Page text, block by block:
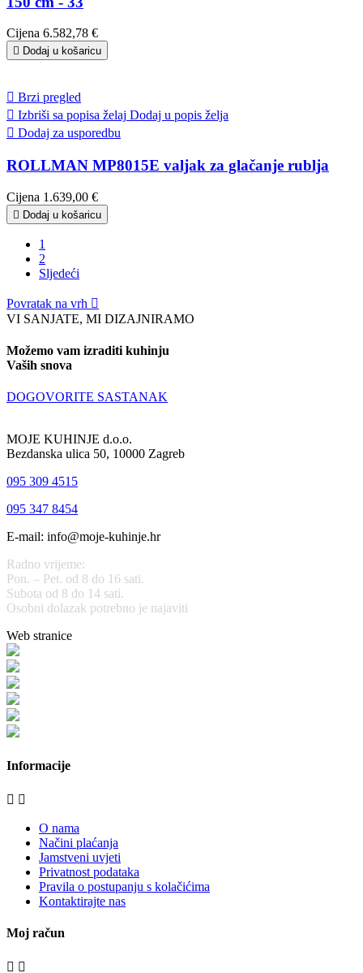
Cijena 6.582,78 €
 Dodaj u košaricu
 Brzi pregled
 Izbriši sa popisa želaj Dodaj u popis želja
 Dodaj za usporedbu
ROLLMAN MP8015E valjak za glačanje rublja
Cijena 1.639,00 €
 Dodaj u košaricu
1
2
Sljedeći
Povratak na vrh 
VI SANJATE, MI DIZAJNIRAMO
Možemo vam izraditi kuhinju
Vaših snova
DOGOVORITE SASTANAK
MOJE KUHINJE d.o.o.
Bezdanska ulica 50, 10000 Zagreb
095 309 4515
095 347 8454
E-mail: info@moje-kuhinje.hr
Radno vrijeme:
Pon. – Pet. od 8 do 16 sati.
Subota od 8 do 14 sati.
Osobni dolazak potrebno je najaviti
Web stranice
Informacije
 
O nama
Načini plaćanja
Jamstveni uvjeti
Privatnost podataka
Pravila o postupanju s kolačićima
Kontaktirajte nas
Moj račun
 